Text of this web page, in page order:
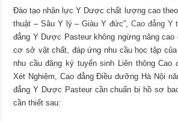
Đào tạo nhân lực Y Dược chất lượng cao
thuật – Sâu Y lý – Giàu Y đức”, Cao đẳng Y
đẳng Y Dược Pasteur không ngừng nâng
cơ sở vật chất, đáp ứng nhu cầu học tập
nhu cầu đăng ký tuyển sinh Liên thông Cao
Xét Nghiệm, Cao đẳng Điều dưỡng Hà Nội
đẳng Y Dược Pasteur cần chuẩn bị hồ sơ
cần thiết sau: